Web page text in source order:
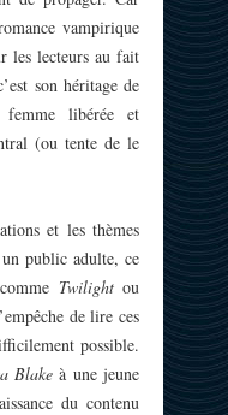
vampirique
les lecteurs au fait
son héritage de
libérée et
(ou tente de le
et les thèmes
public adulte, ce
Twilightou
de lire ces
possible.
Blakeà une jeune
du contenu